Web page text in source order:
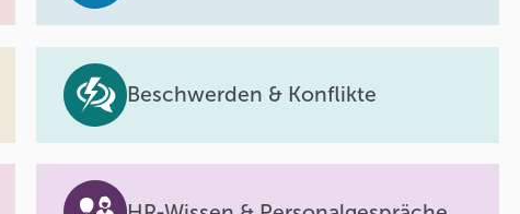
Beschwerden & Konflikte